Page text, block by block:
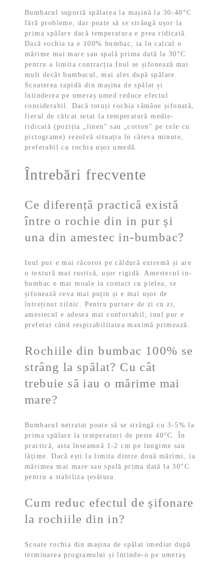
Bumbacul suportă spălarea la mașină la 30-40°C
fără probleme, dar poate să se strângă ușor la
prima spălare dacă temperatura e prea ridicată.
Dacă rochia ta e 100% bumbac, ia în calcul o
mărime mai mare sau spală prima dată la 30°C
pentru a limita contracția. Inul se șifonează mai
mult decât bumbacul, mai ales după spălare.
Scoaterea rapidă din mașina de spălat și
întinderea pe umeraș umed reduce efectul
considerabil. Dacă totuși rochia rămâne șifonată,
fierul de călcat setat la temperatură medie-
ridicată (poziția „linen" sau „cotton" pe cele cu
pictograme) rezolvă situația în câteva minute,
preferabil cu rochia ușor umedă.
Întrebări frecvente
Ce diferență practică există
între o rochie din in pur și
una din amestec in-bumbac?
Inul pur e mai răcoros pe căldură extremă și are
o textură mai rustică, ușor rigidă. Amestecul in-
bumbac e mai moale la contact cu pielea, se
șifonează ceva mai puțin și e mai ușor de
întreținut zilnic. Pentru purtare de zi cu zi,
amestecul e adesea mai confortabil; inul pur e
preferat când respirabilitatea maximă primează.
Rochiile din bumbac 100% se
strâng la spălat? Cu cât
trebuie să iau o mărime mai
mare?
Bumbacul netratat poate să se strângă cu 3-5% la
prima spălare la temperaturi de peste 40°C. În
practică, asta înseamnă 1-2 cm pe lungime sau
lățime. Dacă ești la limita dintre două mărimi, ia
mărimea mai mare sau spală prima dată la 30°C
pentru a stabiliza țesătura.
Cum reduc efectul de șifonare
la rochiile din in?
Scoate rochia din mașina de spălat imediat după
terminarea programului și întinde-o pe umeraș